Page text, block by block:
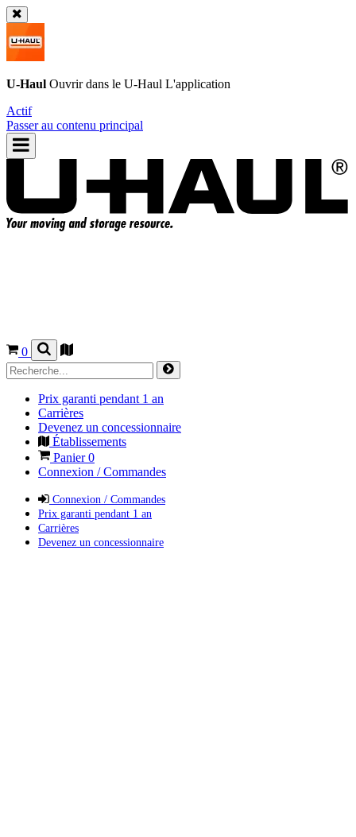
U-Haul Ouvrir dans le U-Haul L'application
Actif
Passer au contenu principal
0
Prix garanti pendant 1 an
Carrières
Devenez un concessionnaire
Établissements
Panier0
Connexion / Commandes
Connexion / Commandes
Prix garanti pendant 1 an
Carrières
Devenez un concessionnaire